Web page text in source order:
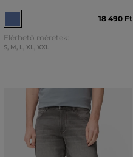
18 490 Ft
Elérhető méretek:
S, M L XL XXL